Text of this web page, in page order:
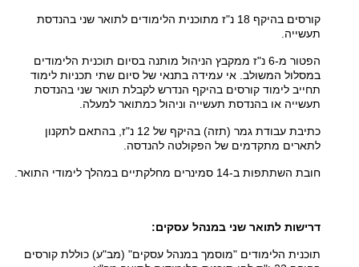
קורסים בהיקף 18 נ"ז מתוכנית הלימודים לתואר שני בהנדסת
תעשייה.
הפטור מ-6 נ"ז ממקבץ הניהול מותנה בסיום תוכנית הלימודים
במסלול המשולב. אי עמידה בתנאי של סיום שתי תכניות לימוד
תחייב לימוד קורסים בהיקף הנדרש לקבלת תואר שני בהנדסת
תעשייה או בהנדסת תעשייה וניהול כמתואר למעלה.
כתיבת עבודת גמר (תזה) בהיקף של 12 נ"ז, בהתאם לתקנון
לתארים מתקדמים של הפקולטה להנדסה.
חובת השתתפות ב-14 סמינרים מחלקתיים במהלך לימודי התואר.
דרישות לתואר שני במנהל עסקים:
תוכנית הלימודים "מוסמך במנהל עסקים" (מב"ע) כוללת קורסים